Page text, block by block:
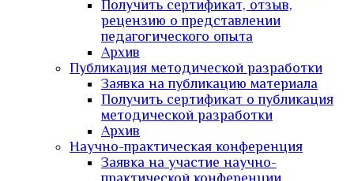
Получить сертификат, отзыв,
рецензию о представлении
педагогического опыта
Архив
Публикация методической разработки
Заявка на публикацию материала
Получить сертификат о публикация
методической разработки
Архив
Научно-практическая конференция
Заявка на участие научно-
практической конференции